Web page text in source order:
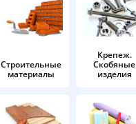
Строительные
материалы
Крепеж.
Скобяные
изделия